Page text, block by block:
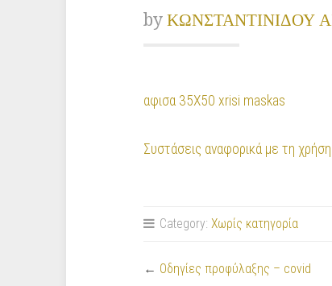
by ΚΩΝΣΤΑΝΤΙΝΙΔΟΥ
αφισα 35Χ50 xrisi maskas
Συστάσεις αναφορικά με τη
Category: Χωρίς κατηγορία
← Οδηγίες προφύλαξης – covid